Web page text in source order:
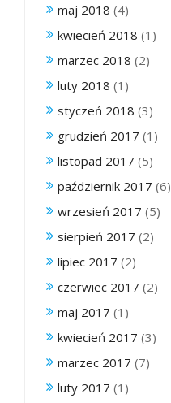
maj 2018 (4)
kwiecień 2018 (1)
marzec 2018 (2)
luty 2018 (1)
styczeń 2018 (3)
grudzień 2017 (1)
listopad 2017 (5)
październik 2017 (6)
wrzesień 2017 (5)
sierpień 2017 (2)
lipiec 2017 (2)
czerwiec 2017 (2)
maj 2017 (1)
kwiecień 2017 (3)
marzec 2017 (7)
luty 2017 (1)